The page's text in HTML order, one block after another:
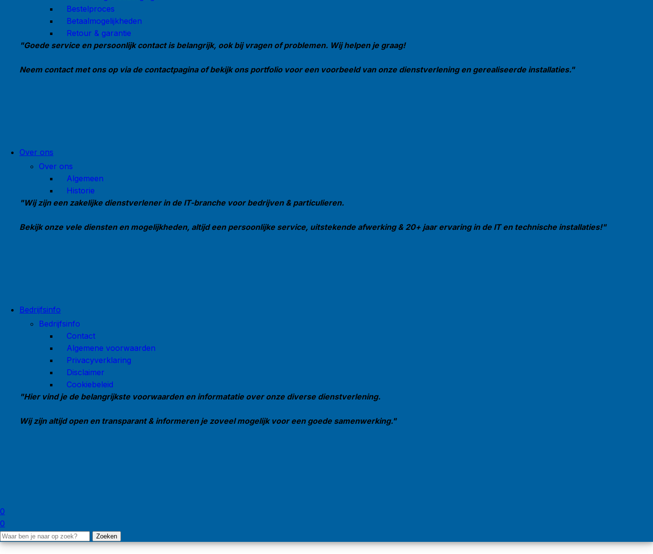
Bestelproces
Betaalmogelijkheden
Retour & garantie
"Goede service en persoonlijk contact is belangrijk, ook bij vragen of problemen. Wij helpen je graag!
Neem contact met ons op via de contactpagina of bekijk ons portfolio voor een voorbeeld van onze dienstverlening en gerealiseerde installaties."
Over ons
Over ons
Algemeen
Historie
"Wij zijn een zakelijke dienstverlener in de IT-branche voor bedrijven & particulieren.
Bekijk onze vele diensten en mogelijkheden, altijd een persoonlijke service, uitstekende afwerking & 20+ jaar ervaring in de IT en technische installaties!"
Bedrijfsinfo
Bedrijfsinfo
Contact
Algemene voorwaarden
Privacyverklaring
Disclaimer
Cookiebeleid
"Hier vind je de belangrijkste voorwaarden en informatatie over onze diverse dienstverlening.
Wij zijn altijd open en transparant & informeren je zoveel mogelijk voor een goede samenwerking."
0
0
Zoeken